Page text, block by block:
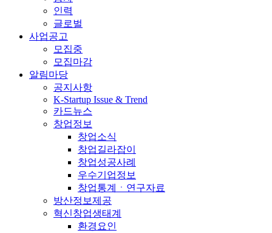
인력
글로벌
사업공고
모집중
모집마감
알림마당
공지사항
K-Startup Issue & Trend
카드뉴스
창업정보
창업소식
창업길라잡이
창업성공사례
우수기업정보
창업통계ㆍ연구자료
방산정보제공
혁신창업생태계
환경요인